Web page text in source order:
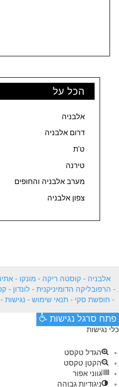
הכל על
אלבניה
דרום אלבניה
ט'ת
טירנה
מערב אלבניה והחופים
צפון אלבניה
אלבניה - קוסטה ריקה - מונקו -
- הרפובליקה הדומיניקנית -לונדון -
- חופשת סקי - תנאי שימוש - נגישות -
פתח סרגל נגישות
כלי נגישות
הגדל טקסט
הקטן טקסט
גווני אפור
ניגודיות גבוהה